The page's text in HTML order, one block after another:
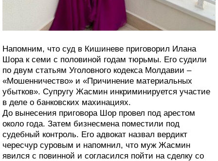
Напомним, что суд в Кишиневе приговорил Илана
Шора к семи с половиной годам тюрьмы. Его судили
по двум статьям Уголовного кодекса Молдавии –
«Мошенничество» и «Причинение материальных
убытков». Супругу Жасмин инкриминируется участие
в деле о банковских махинациях.
До вынесения приговора Шор провел под арестом
около года. Затем бизнесмена поместили под
судебный контроль. Его адвокат назвал вердикт
чересчур суровым и напомнил, что муж Жасмин
явился с повинной и согласился пойти на сделку со